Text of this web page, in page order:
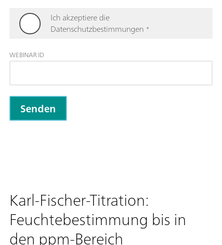
Ich akzeptiere die
Datenschutzbestimmungen *
WEBINAR ID
Karl-Fischer-Titration:
Feuchtebestimmung bis in
den ppm-Bereich